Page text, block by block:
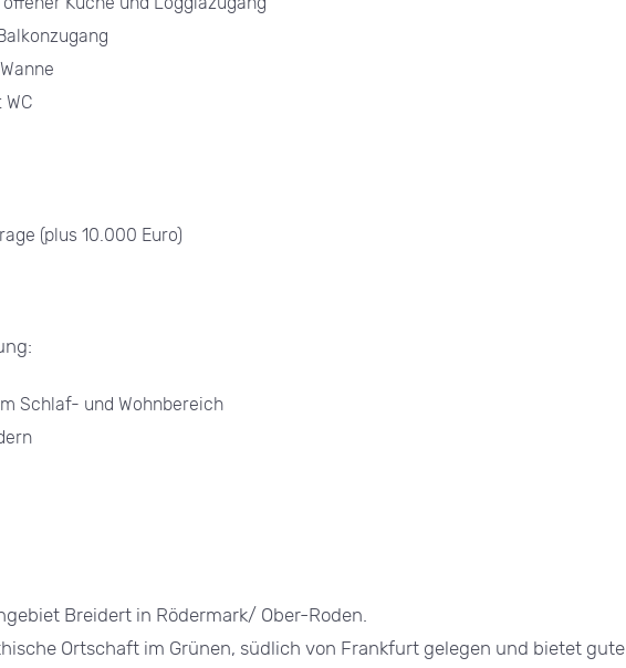
(plus 10.000 Euro)
Schlaf- und Wohnbereich
Breidert in Rödermark/ Ober-Roden.
Ortschaft im Grünen, südlich von Frankfurt gelegen und bietet gute